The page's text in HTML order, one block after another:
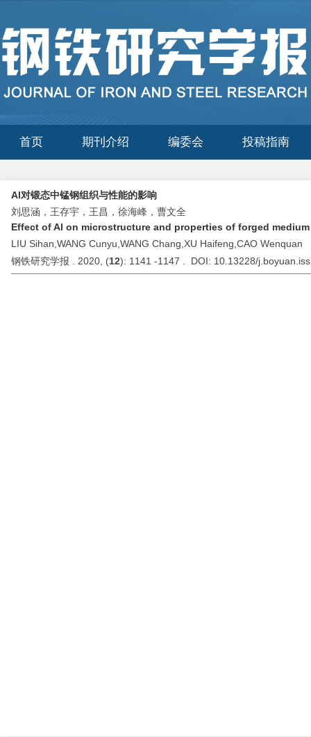
首页 期刊介绍 编委会 投稿指南
Al对锻态中锰钢组织与性能的影响
刘思涵，王存宇，王昌，徐海峰，曹文全
Effect of Al on microstructure and properties of forged
LIU Sihan,WANG Cunyu,WANG Chang,XU Haifeng,CAO Wenquan
钢铁研究学报 . 2020, (12): 1141 -1147 . DOI: 10.13228/